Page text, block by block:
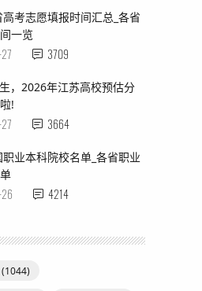
考志愿填报时间汇总_各省
一览
3709
，2026年江苏高校预估分
!
3664
业本科院校名单_各省职业
4214
(1044)